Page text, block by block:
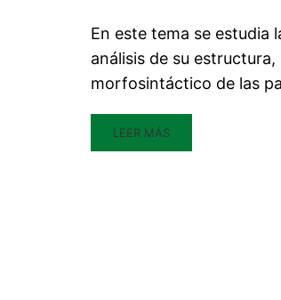
En este tema se estudia
análisis de su
morfosintáctico de las
LEER MÁS